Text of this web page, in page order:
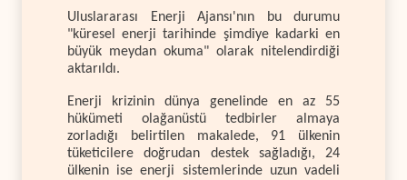
Uluslararası Enerji Ajansı'nın bu durumu
"küresel enerji tarihinde şimdiye kadarki en
büyük meydan okuma" olarak nitelendirdiği
aktarıldı.
Enerji krizinin dünya genelinde en az 55
hükümeti olağanüstü tedbirler almaya
zorladığı belirtilen makalede, 91 ülkenin
tüketicilere doğrudan destek sağladığı, 24
ülkenin ise enerji sistemlerinde uzun vadeli